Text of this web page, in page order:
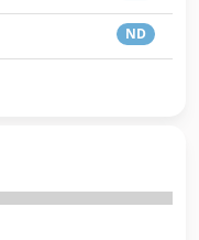
ND